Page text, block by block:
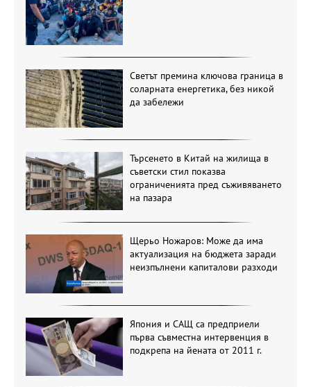
Светът премина ключова граница в
соларната енергетика, без никой
да забележи
Търсенето в Китай на жилища в
съветски стил показва
ограниченията пред съживяването
на пазара
Щерьо Ножаров: Може да има
актуализация на бюджета заради
неизпълнени капиталови разходи
Япония и САЩ са предприели
първа съвместна интервенция в
подкрепа на йената от 2011 г.